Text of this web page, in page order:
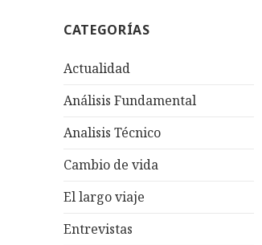
r
CATEGORÍAS
Actualidad
Análisis Fundamental
Analisis Técnico
Cambio de vida
El largo viaje
Entrevistas